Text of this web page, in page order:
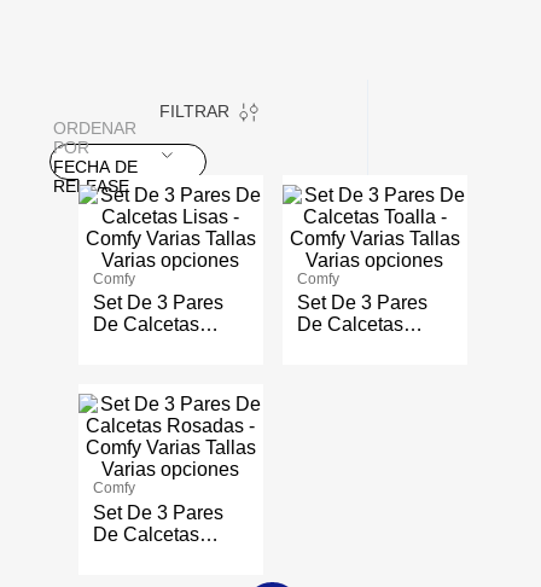
FILTRAR
ORDENAR
POR
FECHA DE
RELEASE
Varias opciones
Comfy
Set De 3 Pares
De Calcetas
Varias opciones
Comfy
Set De 3 Pares
De Calcetas
Varias opciones
Comfy
Set De 3 Pares
De Calcetas